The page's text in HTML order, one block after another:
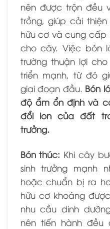
nên được trộn đều
trồng, giúp cải
hữu cơ và cung
cho cây. Việc bón
trường thuận lợi cho
triển mạnh, từ đó
giai đoạn đầu. Bón
độ ẩm ổn định và
đổi ion của đất
trưởng.
Bón thúc: Khi cây
sinh trưởng mạnh
hoặc chuẩn bị ra
hữu cơ khoáng
nhu cầu dinh
nên tiến hành đều